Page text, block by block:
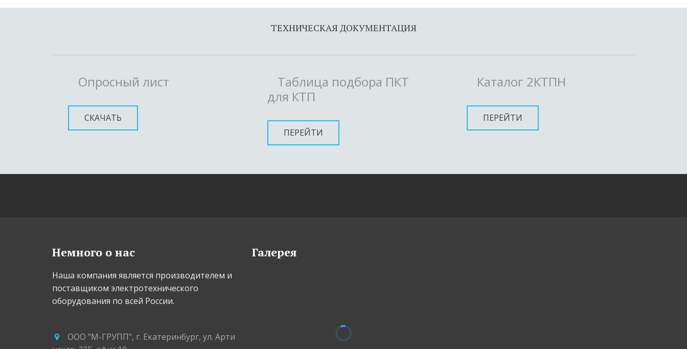
ТЕХНИЧЕСКАЯ ДОКУМЕНТАЦИЯ
Опросный лист
СКАЧАТЬ
Таблица подбора ПКТ
для КТП
ПЕРЕЙТИ
Каталог 2КТПН
ПЕРЕЙТИ
Немного о нас
Наша компания является производителем и
поставщиком электротехнического
оборудования по всей России.
ООО "М-ГРУПП", г. Екатеринбург, ул. Арти
Галерея